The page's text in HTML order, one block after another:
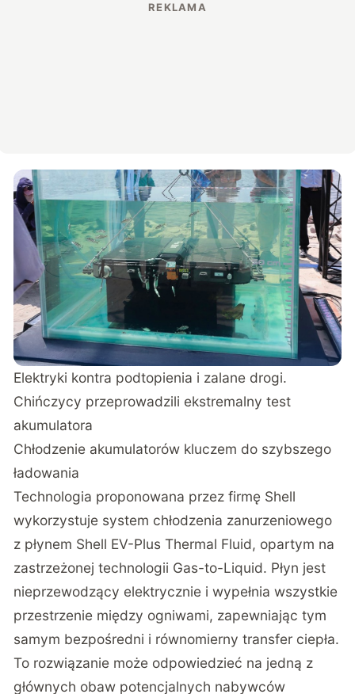
Elektryki kontra podtopienia i zalane drogi.
Chińczycy przeprowadzili ekstremalny test
akumulatora
Chłodzenie akumulatorów kluczem do szybszego
ładowania
Technologia proponowana przez firmę Shell
wykorzystuje system chłodzenia zanurzeniowego
z płynem Shell EV-Plus Thermal Fluid, opartym na
zastrzeżonej technologii Gas-to-Liquid. Płyn jest
nieprzewodzący elektrycznie i wypełnia wszystkie
przestrzenie między ogniwami, zapewniając tym
samym bezpośredni i równomierny transfer ciepła.
To rozwiązanie może odpowiedzieć na jedną z
głównych obaw potencjalnych nabywców